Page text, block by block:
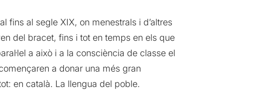
fins al segle XIX, on menestrals i d’altres
del bracet, fins i tot en temps en els que
a això i a la consciència de classe el
a donar una més gran
en català. La llengua del poble.